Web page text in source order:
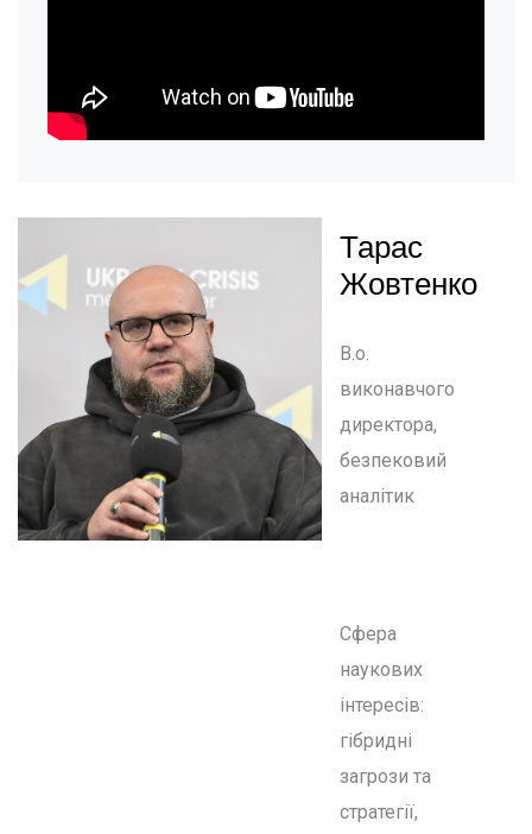
Тарас
Жовтенко
В.о.
виконавчого
директора,
безпековий
аналітик
Сфера
наукових
інтересів:
гібридні
загрози та
стратегії,